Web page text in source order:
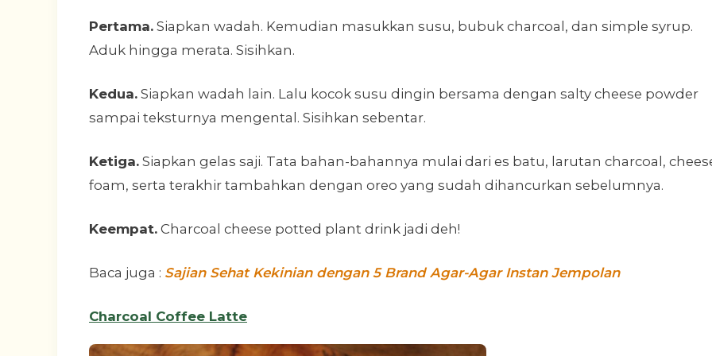
Pertama. Siapkan wadah. Kemudian masukkan susu, bubuk charcoal, dan simple syrup.
Aduk hingga merata. Sisihkan.
Kedua. Siapkan wadah lain. Lalu kocok susu dingin bersama dengan salty cheese powder
sampai teksturnya mengental. Sisihkan sebentar.
Ketiga. Siapkan gelas saji. Tata bahan-bahannya mulai dari es batu, larutan charcoal,
foam, serta terakhir tambahkan dengan oreo yang sudah dihancurkan sebelumnya.
Keempat. Charcoal cheese potted plant drink jadi deh!
Baca juga : Sajian Sehat Kekinian dengan 5 Brand Agar-Agar Instan Jempolan
Charcoal Coffee Latte